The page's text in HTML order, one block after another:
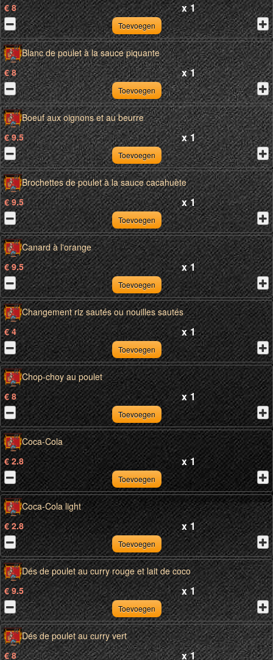
€ 8
x 1
Toevoegen
Blanc de poulet à la sauce piquante
€ 8
x 1
Toevoegen
Boeuf aux oignons et au beurre
€ 9.5
x 1
Toevoegen
Brochettes de poulet à la sauce cacahuète
€ 9.5
x 1
Toevoegen
Canard à l'orange
€ 9.5
x 1
Toevoegen
Changement riz sautés ou nouilles sautés
€ 4
x 1
Toevoegen
Chop-choy au poulet
€ 8
x 1
Toevoegen
Coca-Cola
€ 2.8
x 1
Toevoegen
Coca-Cola light
€ 2.8
x 1
Toevoegen
Dés de poulet au curry rouge et lait de coco
€ 9.5
x 1
Toevoegen
Dés de poulet au curry vert
€ 8
x 1